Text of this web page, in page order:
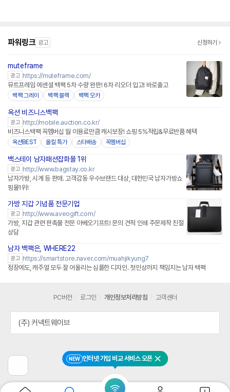
파워링크 광고 신청하기
muteframe
광고 https://muteframe.com/
뮤트프레임 에센셜 백팩 5차 수량 완판! 6차 리오더 입고! 바로출고
백팩 그레이 백팩 블랙 백팩 모카
옥션 비즈니스백팩
광고 http://mobile.auction.co.kr/
비즈니스백팩 꼭멤버십 월 이용료만큼 캐시보장! 쇼핑 5%적립&무료반품 혜택
옥션BEST 올킬 특가 스타배송 꼭멤버십
백스테이 남자패션잡화몰 1위
광고 http://www.bagstay.co.kr
남자가방, 시계 등 판매. 고객감동 우수브랜드 대상, 대한민국 남자가방쇼
핑몰1위!
가방 지갑 기념품 전문기업
광고 http://www.aveogift.com/
가방, 지갑 관련 판촉물 전문 아베오기프트! 문의 견적 인쇄 주문제작 친절
상담
남자 백팩은, WHERE22
광고 https://smartstore.naver.com/muahjikyung7
정장에도, 캐주얼 모두 잘 어울리는 심플한 디자인. 첫인상까지 책임지는 남자 백팩
전
페
이
NEW 인터넷 가입 비교 서비스 오픈 닫기
PC버전 로그인 개인정보처리방침 고객센터
(주) 커넥트웨이브